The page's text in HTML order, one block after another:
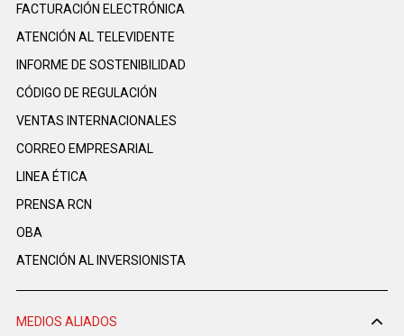
FACTURACIÓN ELECTRÓNICA
ATENCIÓN AL TELEVIDENTE
INFORME DE SOSTENIBILIDAD
CÓDIGO DE REGULACIÓN
VENTAS INTERNACIONALES
CORREO EMPRESARIAL
LINEA ÉTICA
PRENSA RCN
OBA
ATENCIÓN AL INVERSIONISTA
MEDIOS ALIADOS